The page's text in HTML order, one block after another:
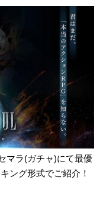
マラ(ガチャ)にて最優
ング形式でご紹介！